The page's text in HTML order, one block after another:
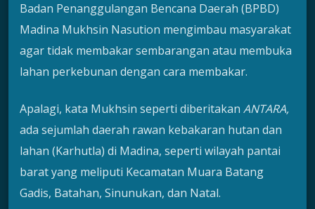
Badan Penanggulangan Bencana Daerah (BPBD)
Madina Mukhsin Nasution mengimbau masyarakat
agar tidak membakar sembarangan atau membuka
lahan perkebunan dengan cara membakar.
Apalagi, kata Mukhsin seperti diberitakan ANTARA,
ada sejumlah daerah rawan kebakaran hutan dan
lahan (Karhutla) di Madina, seperti wilayah pantai
barat yang meliputi Kecamatan Muara Batang
Gadis, Batahan, Sinunukan, dan Natal.